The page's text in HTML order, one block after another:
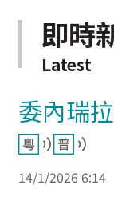
即時
Latest
委內瑞
14/1/2026 6:14